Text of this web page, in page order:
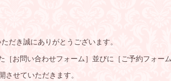
だき誠にありがとうございます。
［お問い合わせフォーム］並びに［ご予約フォー
させていただきます。